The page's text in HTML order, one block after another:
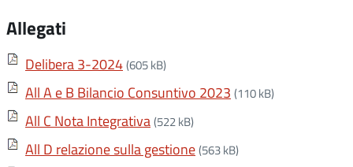
Allegati
Delibera 3-2024(605 kB)
All A e B Bilancio Consuntivo 2023 (110 kB)
All C Nota Integrativa(522 kB)
All D relazione sulla gestione(563 kB)